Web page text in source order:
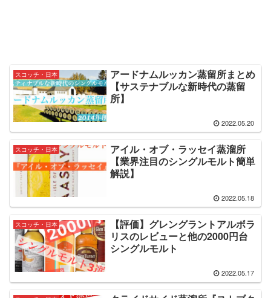
スコッチ・日本
アードナムルッカン蒸留所まとめ
【サステナブルな新時代の蒸留
所】
2022.05.20
スコッチ・日本
アイル・オブ・ラッセイ蒸溜所
【業界注目のシングルモルト簡単
解説】
2022.05.18
スコッチ・日本
【評価】グレングラントアルボラ
リスのレビューと他の2000円台
シングルモルト
2022.05.17